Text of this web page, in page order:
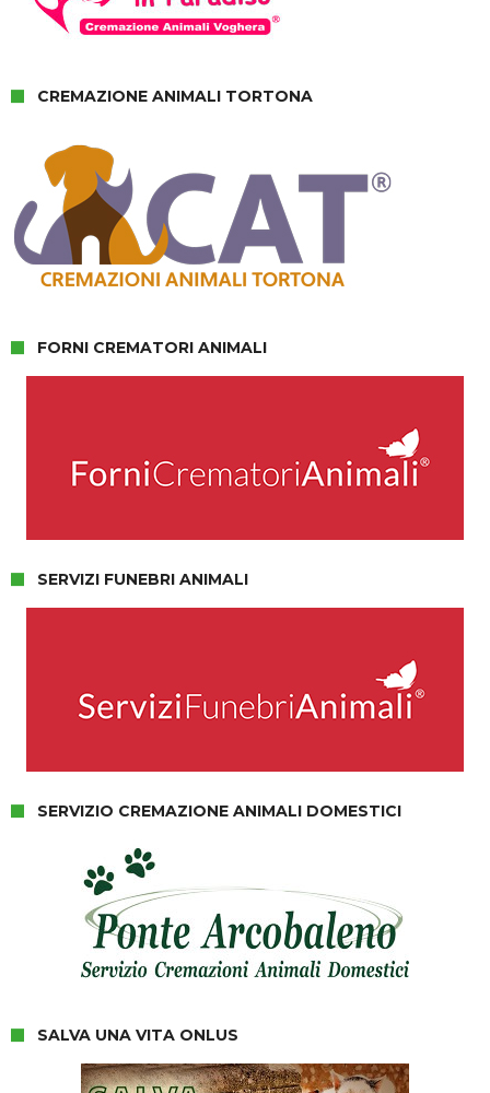
CREMAZIONE ANIMALI TORTONA
FORNI CREMATORI ANIMALI
SERVIZI FUNEBRI ANIMALI
SERVIZIO CREMAZIONE ANIMALI DOMESTICI
SALVA UNA VITA ONLUS